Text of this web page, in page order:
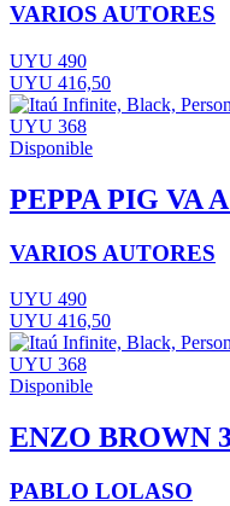
VARIOS AUTORES
UYU 490
UYU 416,50
UYU 368
Disponible
PEPPA PIG VA
VARIOS AUTORES
UYU 490
UYU 416,50
UYU 368
Disponible
ENZO BROWN
PABLO LOLASO